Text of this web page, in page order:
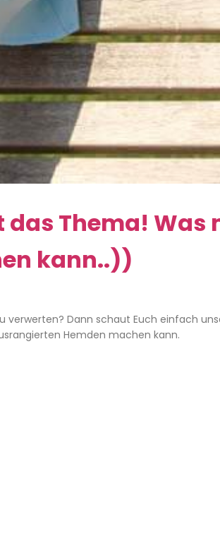
Thema! Was
kann..))
Dann schaut Euch einfach
Hemden machen kann.